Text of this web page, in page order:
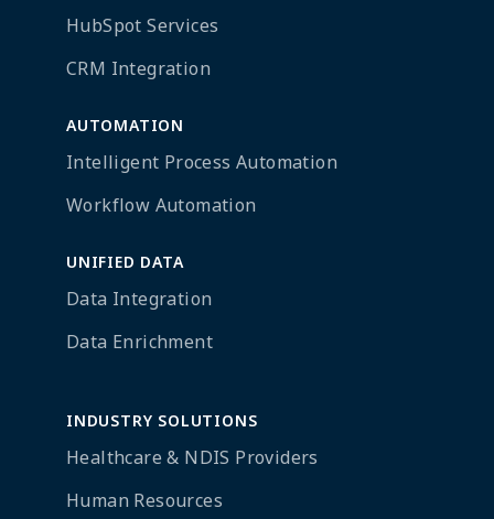
HubSpot Services
CRM Integration
AUTOMATION
Intelligent Process Automation
Workflow Automation
UNIFIED DATA
Data Integration
Data Enrichment
INDUSTRY SOLUTIONS
Healthcare & NDIS Providers
Human Resources